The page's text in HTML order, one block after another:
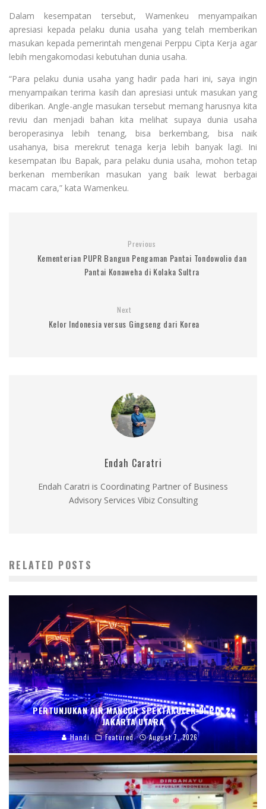
Dalam kesempatan tersebut, Wamenkeu menyampaikan
apresiasi kepada pelaku dunia usaha yang telah memberikan
masukan kepada pemerintah mengenai Perppu Cipta Kerja agar
lebih mengakomodasi kebutuhan dunia usaha.
“Para pelaku dunia usaha yang hadir pada hari ini, saya ingin
menyampaikan terima kasih dan apresiasi untuk masukan yang
diberikan. Angle-angle masukan tersebut memang harusnya kita
reviu dan menjadi bahan kita melihat supaya dunia usaha
beroperasinya lebih tenang, bisa berkembang, bisa naik
usahanya, bisa merekrut tenaga kerja lebih banyak lagi. Ini
kesempatan Ibu Bapak, para pelaku dunia usaha, mohon tetap
berkenan memberikan masukan yang baik lewat berbagai
macam cara,” kata Wamenkeu.
Previous
Kementerian PUPR Bangun Pengaman Pantai Tondowolio dan
Pantai Konaweha di Kolaka Sultra
Next
Kelor Indonesia versus Gingseng dari Korea
Endah Caratri
Endah Caratri is Coordinating Partner of Business
Advisory Services Vibiz Consulting
RELATED POSTS
PERTUNJUKAN AIR MANCUR SPEKTAKULER DI PIK 2,
JAKARTA UTARA
Handi Featured August 7, 2026